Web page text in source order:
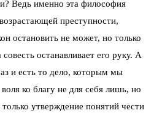
Ведь именно эта философия
преступности,
остановить не может, но только
останавливает его руку. А
и есть то дело, которым мы
ко благу не для себя лишь, но
утверждение понятий чести